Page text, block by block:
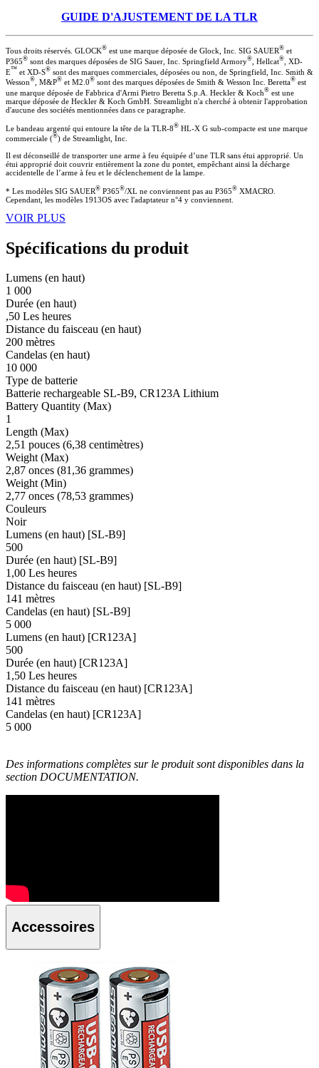
GUIDE D'AJUSTEMENT DE LA TLR
Tous droits réservés. GLOCK® est une marque déposée de Glock, Inc. SIG SAUER® et
P365® sont des marques déposées de SIG Sauer, Inc. Springfield Armory® , Hellcat® , XD-
E™ et XD-S® sont des marques commerciales, déposées ou non, de Springfield, Inc. Smith &
Wesson® , M&P® et M2.0® sont des marques déposées de Smith & Wesson Inc. Beretta® est
une marque déposée de Fabbrica d'Armi Pietro Beretta S.p.A. Heckler & Koch® est une
marque déposée de Heckler & Koch GmbH. Streamlight n'a cherché à obtenir l'approbation
d'aucune des sociétés mentionnées dans ce paragraphe.
Le bandeau argenté qui entoure la tête de la TLR-8® HL-X G sub-compacte est une marque
commerciale (®) de Streamlight, Inc.
Il est déconseillé de transporter une arme à feu équipée d’une TLR sans étui approprié. Un
étui approprié doit couvrir entièrement la zone du pontet, empêchant ainsi la décharge
accidentelle de l’arme à feu et le déclenchement de la lampe.
* Les modèles SIG SAUER® P365®/XL ne conviennent pas au P365® XMACRO.
Cependant, les modèles 1913OS avec l'adaptateur n°4 y conviennent.
VOIR PLUS
Spécifications du produit
Lumens (en haut)
1 000
Durée (en haut)
,50 Les heures
Distance du faisceau (en haut)
200 mètres
Candelas (en haut)
10 000
Type de batterie
Batterie rechargeable SL-B9, CR123A Lithium
Battery Quantity (Max)
1
Length (Max)
2,51 pouces (6,38 centimètres)
Weight (Max)
2,87 onces (81,36 grammes)
Weight (Min)
2,77 onces (78,53 grammes)
Couleurs
Noir
Lumens (en haut) [SL-B9]
500
Durée (en haut) [SL-B9]
1,00 Les heures
Distance du faisceau (en haut) [SL-B9]
141 mètres
Candelas (en haut) [SL-B9]
5 000
Lumens (en haut) [CR123A]
500
Durée (en haut) [CR123A]
1,50 Les heures
Distance du faisceau (en haut) [CR123A]
141 mètres
Candelas (en haut) [CR123A]
5 000
Des informations complètes sur le produit sont disponibles dans la
section DOCUMENTATION.
Accessoires